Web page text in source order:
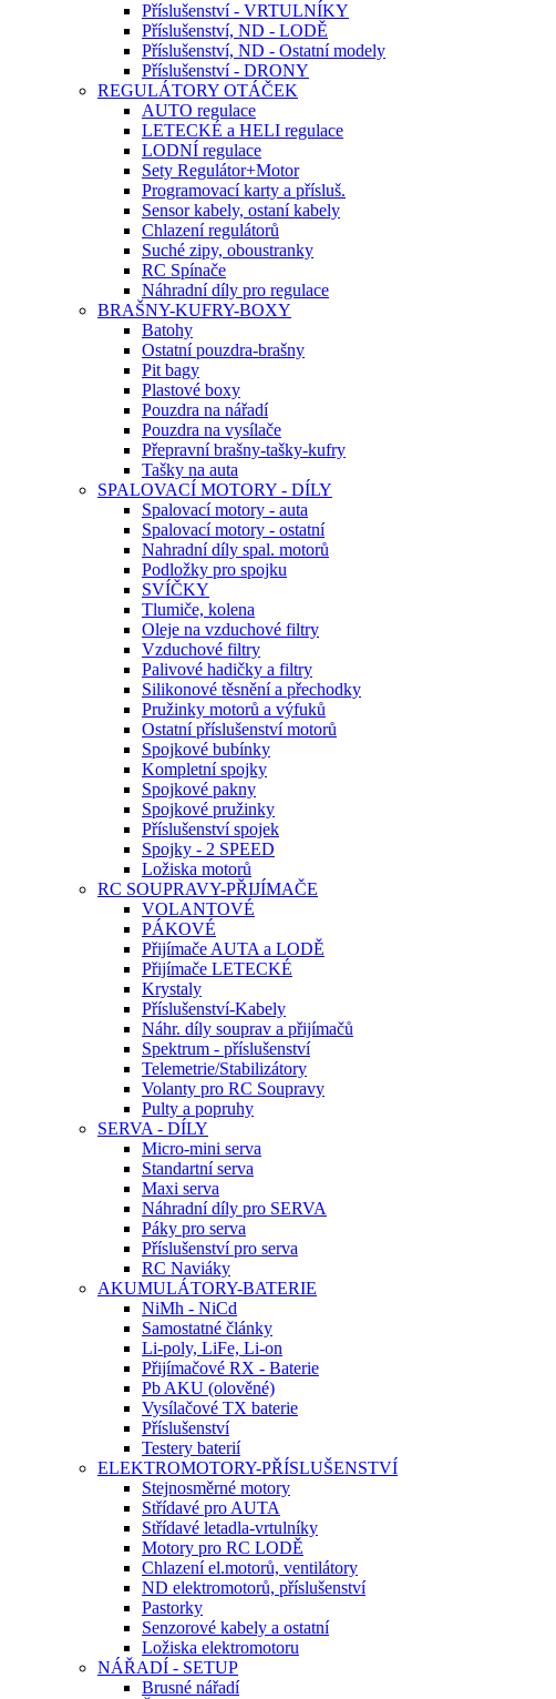
Příslušenství - VRTULNÍKY
Příslušenství, ND - LODĚ
Příslušenství, ND - Ostatní modely
Příslušenství - DRONY
REGULÁTORY OTÁČEK
AUTO regulace
LETECKÉ a HELI regulace
LODNÍ regulace
Sety Regulátor+Motor
Programovací karty a přísluš.
Sensor kabely, ostaní kabely
Chlazení regulátorů
Suché zipy, oboustranky
RC Spínače
Náhradní díly pro regulace
BRAŠNY-KUFRY-BOXY
Batohy
Ostatní pouzdra-brašny
Pit bagy
Plastové boxy
Pouzdra na nářadí
Pouzdra na vysílače
Přepravní brašny-tašky-kufry
Tašky na auta
SPALOVACÍ MOTORY - DÍLY
Spalovací motory - auta
Spalovací motory - ostatní
Nahradní díly spal. motorů
Podložky pro spojku
SVÍČKY
Tlumiče, kolena
Oleje na vzduchové filtry
Vzduchové filtry
Palivové hadičky a filtry
Silikonové těsnění a přechodky
Pružinky motorů a výfuků
Ostatní příslušenství motorů
Spojkové bubínky
Kompletní spojky
Spojkové pakny
Spojkové pružinky
Příslušenství spojek
Spojky - 2 SPEED
Ložiska motorů
RC SOUPRAVY-PŘIJÍMAČE
VOLANTOVÉ
PÁKOVÉ
Přijímače AUTA a LODĚ
Přijímače LETECKÉ
Krystaly
Příslušenství-Kabely
Náhr. díly souprav a přijímačů
Spektrum - příslušenství
Telemetrie/Stabilizátory
Volanty pro RC Soupravy
Pulty a popruhy
SERVA - DÍLY
Micro-mini serva
Standartní serva
Maxi serva
Náhradní díly pro SERVA
Páky pro serva
Příslušenství pro serva
RC Naviáky
AKUMULÁTORY-BATERIE
NiMh - NiCd
Samostatné články
Li-poly, LiFe, Li-on
Přijímačové RX - Baterie
Pb AKU (olověné)
Vysílačové TX baterie
Příslušenství
Testery baterií
ELEKTROMOTORY-PŘÍSLUŠENSTVÍ
Stejnosměrné motory
Střídavé pro AUTA
Střídavé letadla-vrtulníky
Motory pro RC LODĚ
Chlazení el.motorů, ventilátory
ND elektromotorů, příslušenství
Pastorky
Senzorové kabely a ostatní
Ložiska elektromotoru
NÁŘADÍ - SETUP
Brusné nářadí